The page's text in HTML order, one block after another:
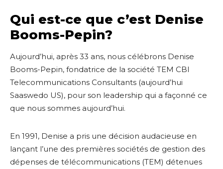
Qui est-ce que c’est Denise
Booms-Pepin?
Aujourd’hui, après 33 ans, nous célébrons Denise
Booms-Pepin, fondatrice de la société TEM CBI
Telecommunications Consultants (aujourd’hui
Saaswedo US), pour son leadership qui a façonné ce
que nous sommes aujourd’hui.
En 1991, Denise a pris une décision audacieuse en
lançant l’une des premières sociétés de gestion des
dépenses de télécommunications (TEM) détenues